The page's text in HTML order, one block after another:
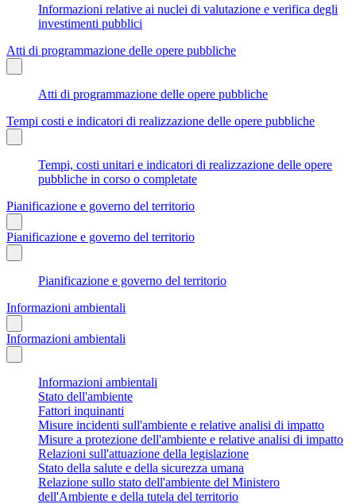
Informazioni relative ai nuclei di valutazione e verifica degli
investimenti pubblici
Atti di programmazione delle opere pubbliche
Atti di programmazione delle opere pubbliche
Tempi costi e indicatori di realizzazione delle opere pubbliche
Tempi, costi unitari e indicatori di realizzazione delle opere
pubbliche in corso o completate
Pianificazione e governo del territorio
Pianificazione e governo del territorio
Pianificazione e governo del territorio
Informazioni ambientali
Informazioni ambientali
Informazioni ambientali
Stato dell'ambiente
Fattori inquinanti
Misure incidenti sull'ambiente e relative analisi di impatto
Misure a protezione dell'ambiente e relative analisi di impatto
Relazioni sull'attuazione della legislazione
Stato della salute e della sicurezza umana
Relazione sullo stato dell'ambiente del Ministero
dell'Ambiente e della tutela del territorio